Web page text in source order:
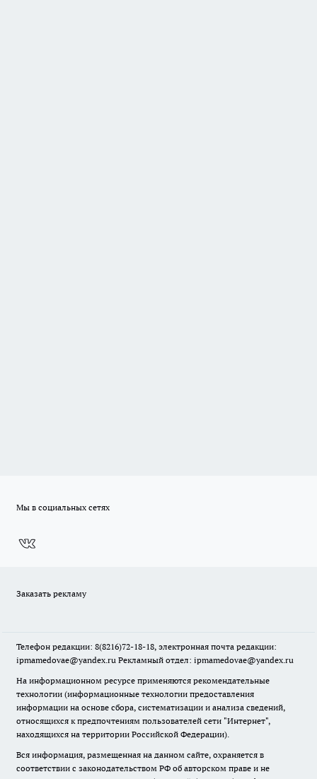
Мы в социальных сетях
Заказать рекламу
Телефон редакции: 8(8216)72-18-18, электронная почта редакции:
ipmamedovae@yandex.ru Рекламный отдел: ipmamedovae@yandex.ru
На информационном ресурсе применяются рекомендательные
технологии (информационные технологии предоставления
информации на основе сбора, систематизации и анализа сведений,
относящихся к предпочтениям пользователей сети "Интернет",
находящихся на территории Российской Федерации).
Вся информация, размещенная на данном сайте, охраняется в
соответствии с законодательством РФ об авторском праве и не